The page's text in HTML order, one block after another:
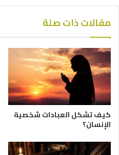
مقالات ذات صلة
كيف تشكل العبادات شخصية
الإنسان؟